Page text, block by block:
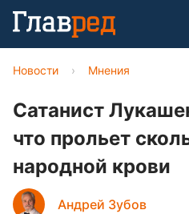
Новости › Мнения
Сатанист
что прольет
народной крови
Андрей Зубов